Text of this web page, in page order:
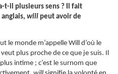
t-il plusieurs sens ? Il fait
will peut avoir de
le monde m’appelle Will d’où le
plus proche de ce que je suis. Il
intime ; c’est le surnom que